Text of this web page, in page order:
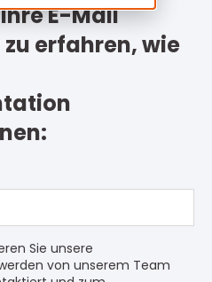
E-Mail
erfahren, wie
Sie unsere
von unserem Team